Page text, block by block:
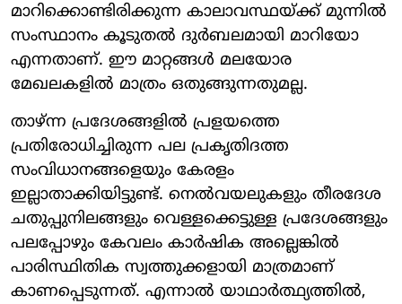
മാറിക്കൊണ്ടിരിക്കുന്ന കാലാവസ്ഥയ്ക്ക് മുന്നിൽ
സംസ്ഥാനം കൂടുതൽ ദുർബലമായി മാറിയോ
എന്നതാണ്. ഈ മാറ്റങ്ങൾ മലയോര
മേഖലകളിൽ മാത്രം ഒതുങ്ങുന്നതുമല്ല.
താഴ്ന്ന പ്രദേശങ്ങളിൽ പ്രളയത്തെ
പ്രതിരോധിച്ചിരുന്ന പല പ്രകൃതിദത്ത
സംവിധാനങ്ങളെയും കേരളം
ഇല്ലാതാക്കിയിട്ടുണ്ട്. നെൽവയലുകളും തീരദേശ
ചതുപ്പുനിലങ്ങളും വെള്ളക്കെട്ടുള്ള പ്രദേശങ്ങളും
പലപ്പോഴും കേവലം കാർഷിക അല്ലെങ്കിൽ
പാരിസ്ഥിതിക സ്വത്തുക്കളായി മാത്രമാണ്
കാണപ്പെടുന്നത്. എന്നാൽ യാഥാർത്ഥ്യത്തിൽ,